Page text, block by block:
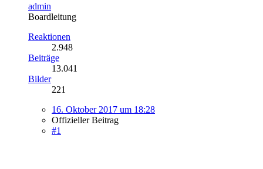
admin
Boardleitung
Reaktionen
2.948
Beiträge
13.041
Bilder
221
16. Oktober 2017 um 18:28
Offizieller Beitrag
#1